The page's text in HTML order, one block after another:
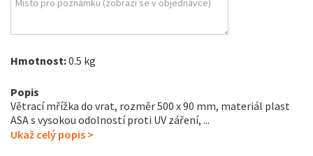
Hmotnost:0.5 kg
Popis
Větrací mřížka do vrat, rozměr 500 x 90 mm, materiál plast
ASA s vysokou odolností proti UV záření, ...
Ukaž celý popis >